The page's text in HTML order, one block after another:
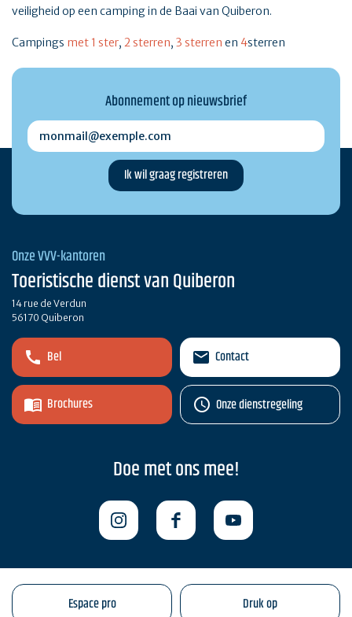
veiligheid op een camping in de Baai van Quiberon.
Campings met 1 ster, 2 sterren, 3 sterren en 4sterren
Abonnement op nieuwsbrief
monmail@exemple.com
Onze VVV-kantoren
Toeristische dienst van Quiberon
14 rue de Verdun
56170 Quiberon
Bel
Brochures
Contact
Onze dienstregeling
Doe met ons mee!
Espace pro Druk op